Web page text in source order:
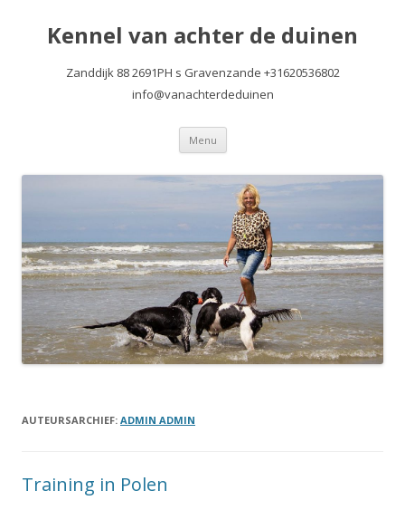
Kennel van achter de duinen
Zanddijk 88 2691PH s Gravenzande +31620536802
info@vanachterdeduinen
Menu Spring
inhoud
AUTEURSARCHIEF: ADMIN ADMIN
Training in Polen